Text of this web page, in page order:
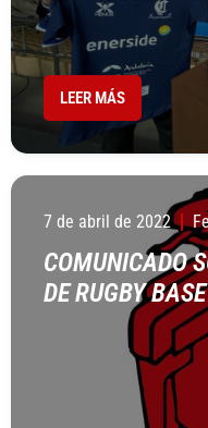
LEER MÁS
7 de abril de 2022
COMUNICADO
DE RUGBY